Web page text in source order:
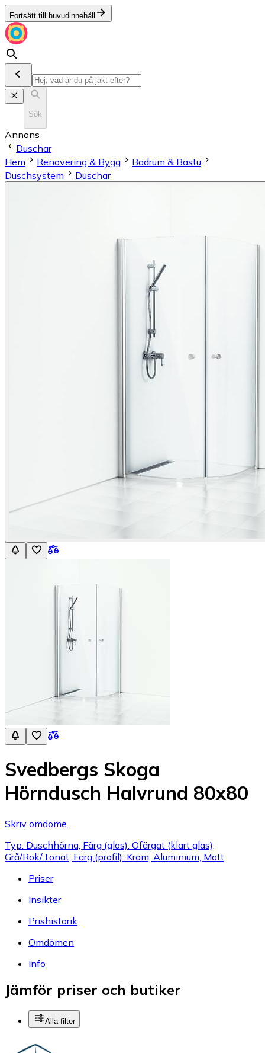
Fortsätt till huvudinnehåll
Sök
Annons
Duschar
Hem
Renovering & Bygg
Badrum & Bastu
Duschsystem
Duschar
Svedbergs Skoga
Hörndusch Halvrund 80x80
Skriv omdöme
Typ: Duschhörna, Färg (glas): Ofärgat (klart glas),
Grå/Rök/Tonat, Färg (profil): Krom, Aluminium, Matt
Priser
Insikter
Prishistorik
Omdömen
Info
Jämför priser och butiker
Alla filter